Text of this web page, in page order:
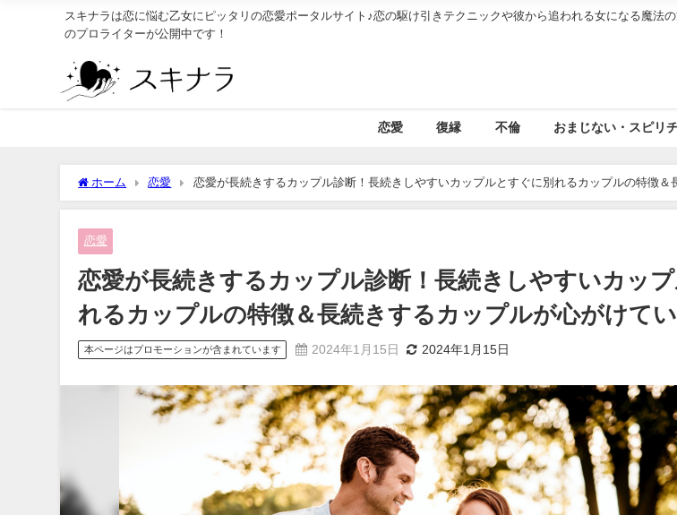
スキナラは恋に悩む乙女にピッタリの恋愛ポータルサイト♪恋の駆け引きテクニックや彼から追われる女になる魔
のプロライターが公開中です！
恋愛 復縁 不倫 おまじない・スピリ
ホーム 恋愛
恋愛が長続きするカップル診断！長続きしやすいカップルとすぐに別れるカップルの特徴＆
ている6つのこと
恋愛
恋愛が長続きするカップル診断！長続きしやすいカッ
れるカップルの特徴＆長続きするカップルが心がけて
本ページはプロモーションが含まれています 2024年1月15日 2024年1月15日